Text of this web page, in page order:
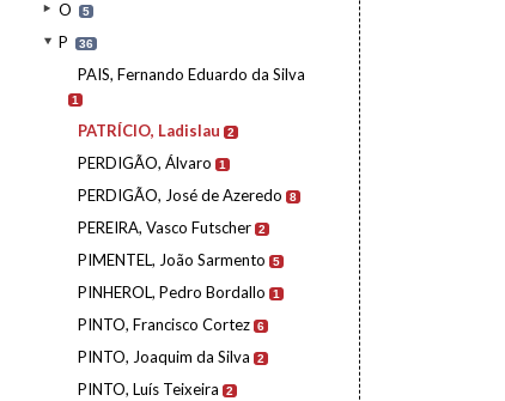
O 5
P 36
PAIS, Fernando Eduardo da Silva
1
PATRÍCIO, Ladislau 2
PERDIGÃO, Álvaro 1
PERDIGÃO, José de Azeredo 8
PEREIRA, Vasco Futscher 2
PIMENTEL, João Sarmento 5
PINHEROL, Pedro Bordallo 1
PINTO, Francisco Cortez 6
PINTO, Joaquim da Silva 2
PINTO, Luís Teixeira 2